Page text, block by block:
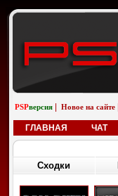
PSPверсия Новое на сайте
ГЛАВНАЯ ЧАТ
Сходки